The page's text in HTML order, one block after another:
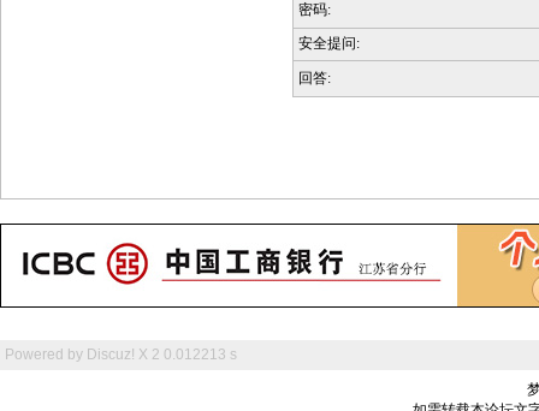
密码:
安全提问:
回答:
Powered by Discuz! X 2 0.012213 s